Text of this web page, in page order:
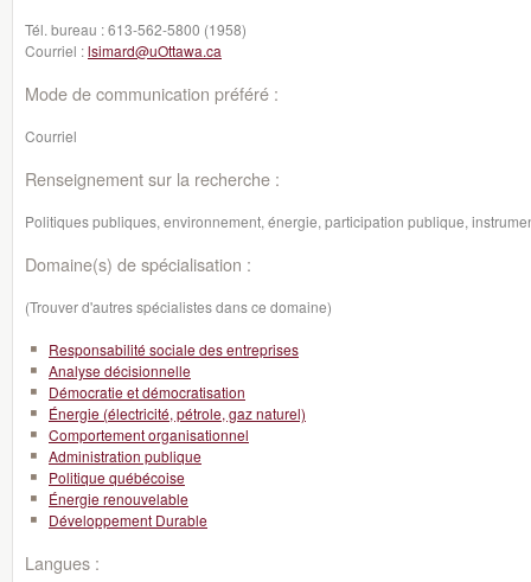
Tél. bureau :613-562-5800 (1958)
Courriel :lsimard@uOttawa.ca
Mode de communication préféré :
Courriel
Renseignement sur la recherche :
Politiques publiques, environnement, énergie, participation publique,
Domaine(s) de spécialisation :
(Trouver d'autres spécialistes dans ce domaine)
Responsabilité sociale des entreprises
Analyse décisionnelle
Démocratie et démocratisation
Énergie (électricité, pétrole, gaz naturel)
Comportement organisationnel
Administration publique
Politique québécoise
Énergie renouvelable
Développement Durable
Langues :